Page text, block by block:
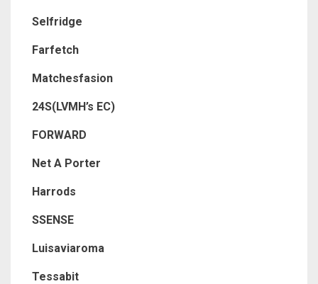
Selfridge
Farfetch
Matchesfasion
24S(LVMH’s EC)
FORWARD
Net A Porter
Harrods
SSENSE
Luisaviaroma
Tessabit